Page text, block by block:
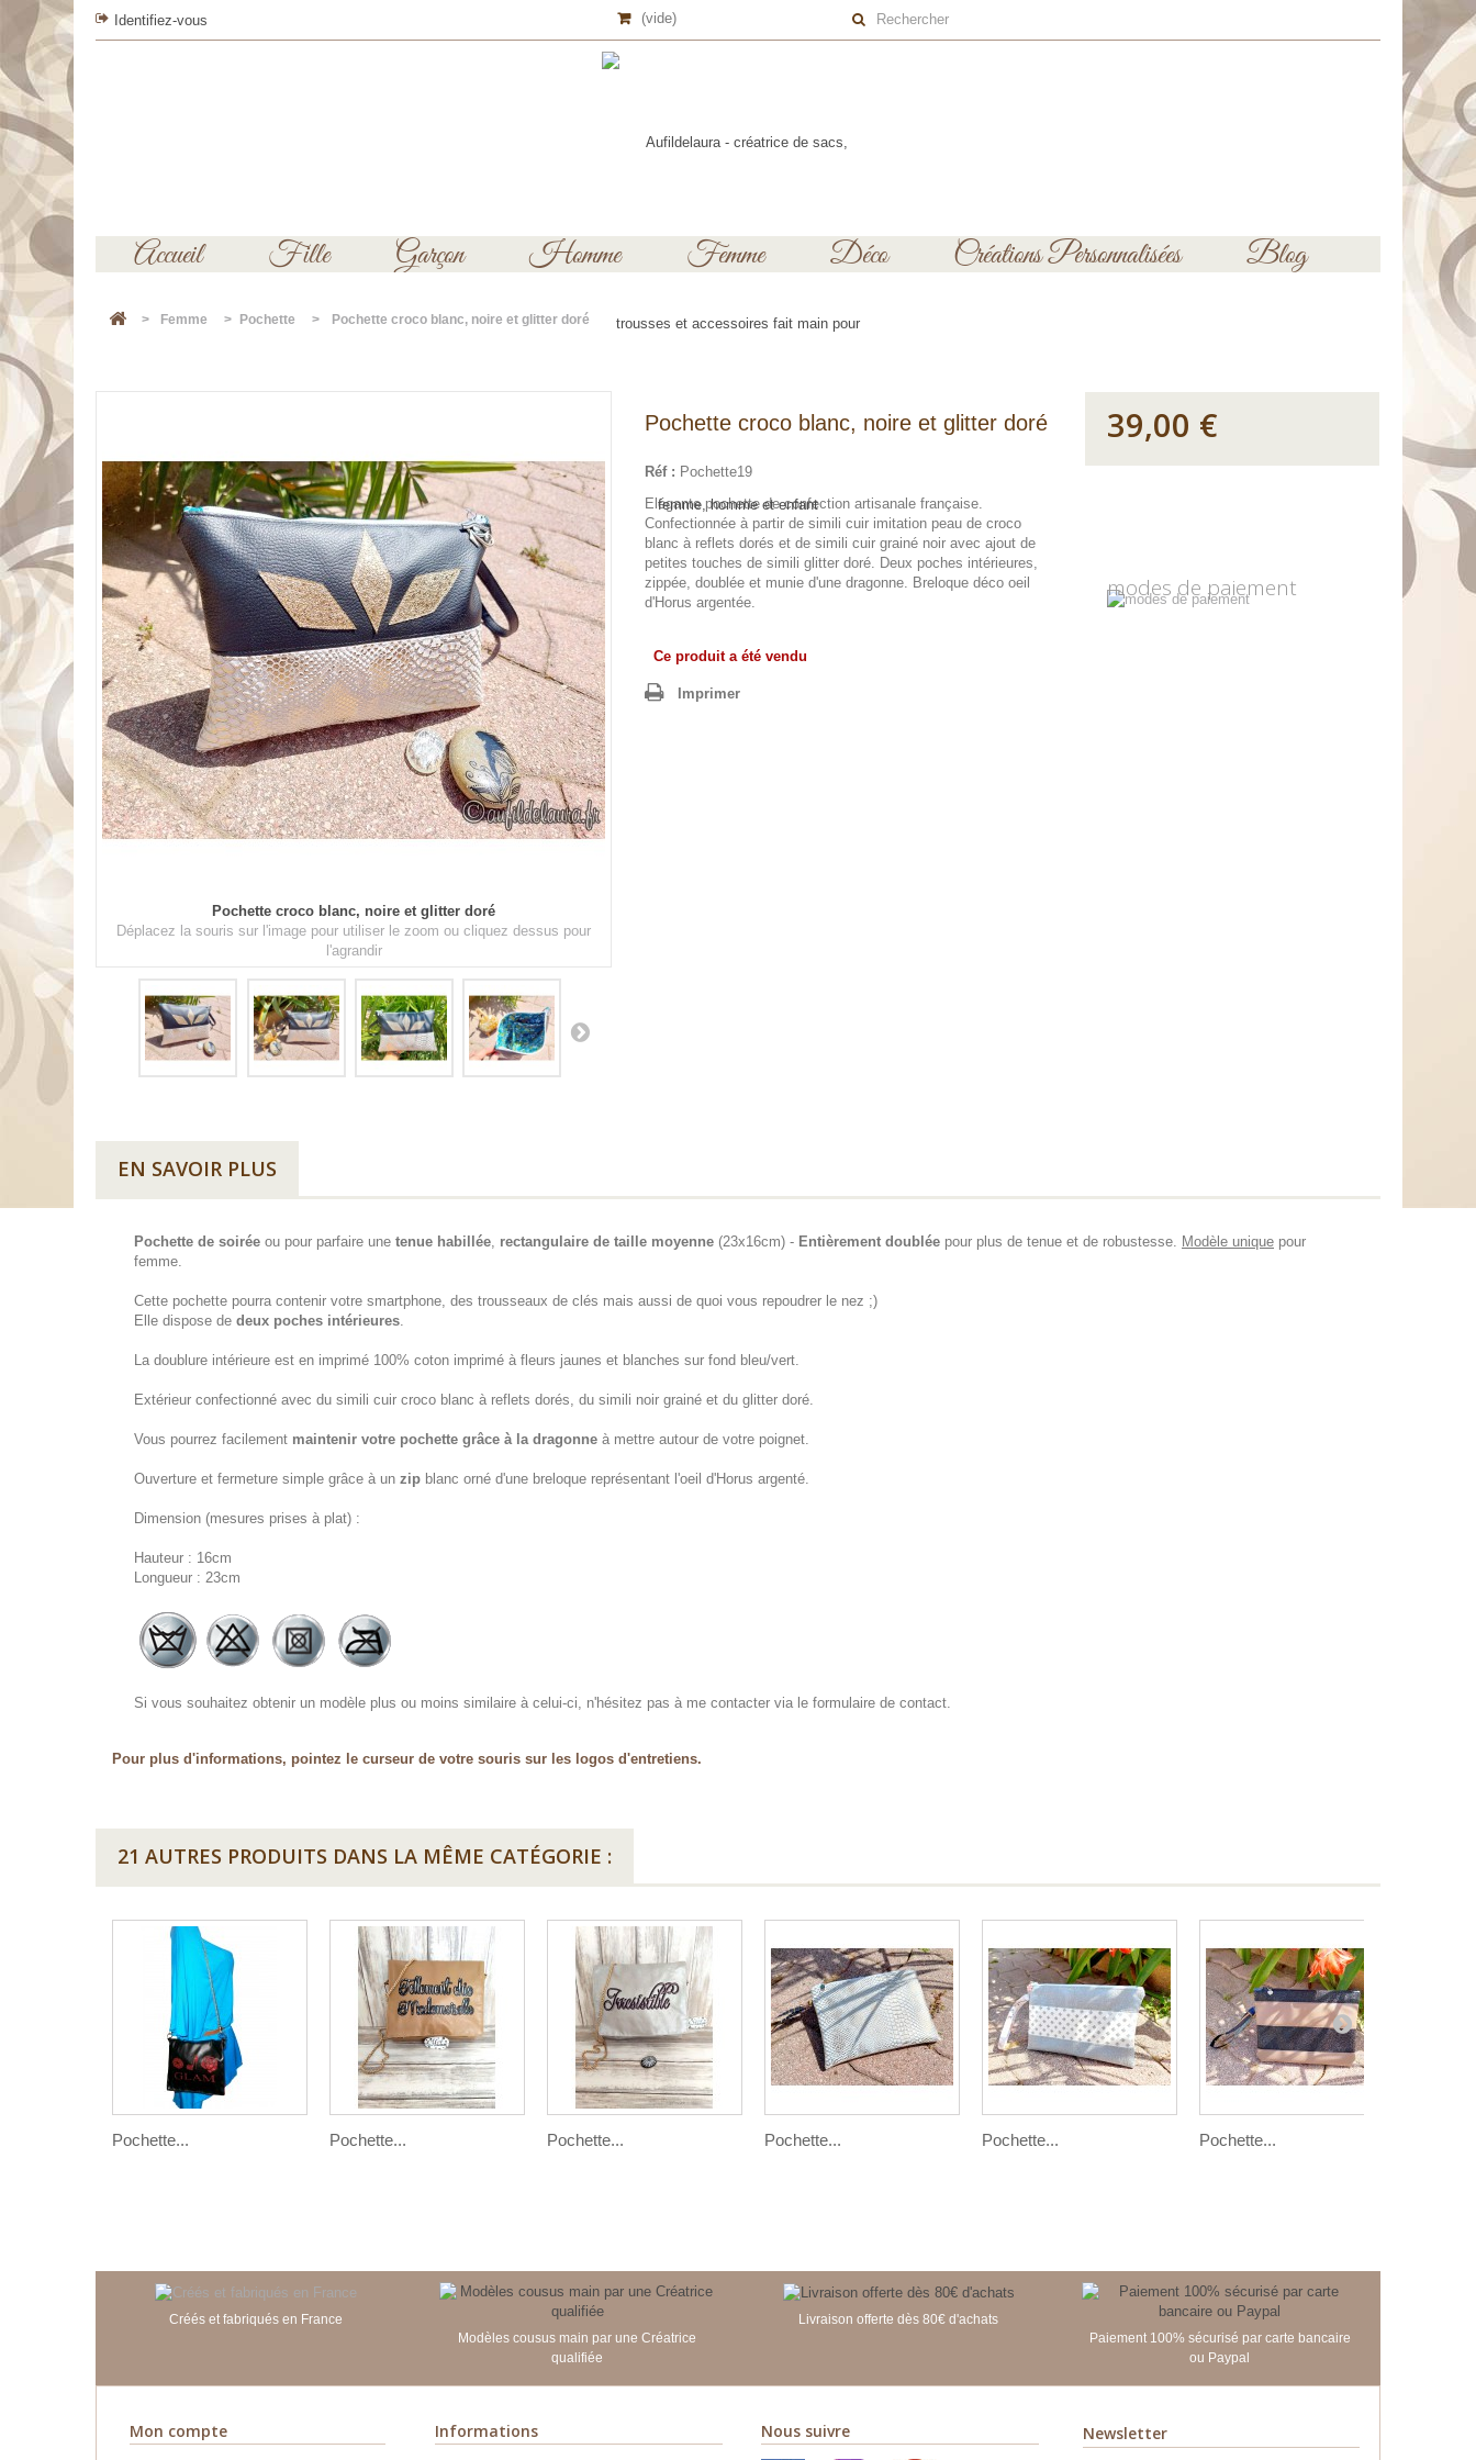
Identifiez-vous (vide)
Accueil Fille Garçon Homme Femme Déco Créations Personnalisées Blog
> Femme > Pochette > Pochette croco blanc, noire et glitter doré
Pochette croco blanc, noire et glitter doré
Déplacez la souris sur l'image pour utiliser le zoom ou cliquez dessus pour
l'agrandir
Pochette croco blanc, noire et glitter doré
Réf : Pochette19
Elégante pochette de confection artisanale française.
Confectionnée à partir de simili cuir imitation peau de croco
blanc à reflets dorés et de simili cuir grainé noir avec ajout de
petites touches de simili glitter doré. Deux poches intérieures,
zippée, doublée et munie d'une dragonne. Breloque déco oeil
d'Horus argentée.
Ce produit a été vendu
Imprimer
39,00 €
modes de paiement
EN SAVOIR PLUS
Pochette de soirée ou pour parfaire une tenue habillée, rectangulaire de taille moyenne (23x16cm) - Entièrement doublée pour plus de tenue et de robustesse. Modèle unique pour
femme.
Cette pochette pourra contenir votre smartphone, des trousseaux de clés mais aussi de quoi vous repoudrer le nez ;)
Elle dispose de deux poches intérieures.
La doublure intérieure est en imprimé 100% coton imprimé à fleurs jaunes et blanches sur fond bleu/vert.
Extérieur confectionné avec du simili cuir croco blanc à reflets dorés, du simili noir grainé et du glitter doré.
Vous pourrez facilement maintenir votre pochette grâce à la dragonne à mettre autour de votre poignet.
Ouverture et fermeture simple grâce à un zip blanc orné d'une breloque représentant l'oeil d'Horus argenté.
Dimension (mesures prises à plat) :
Hauteur : 16cm
Longueur : 23cm
Si vous souhaitez obtenir un modèle plus ou moins similaire à celui-ci, n'hésitez pas à me contacter via le formulaire de contact.
Pour plus d'informations, pointez le curseur de votre souris sur les logos d'entretiens.
21 AUTRES PRODUITS DANS LA MÊME CATÉGORIE :
Pochette... Pochette... Pochette... Pochette... Pochette... Pochette...
Créés et fabriqués en France
Modèles cousus main par une Créatrice
qualifiée
Livraison offerte dès 80€ d'achats
Paiement 100% sécurisé par carte bancaire
ou Paypal
Mon compte Informations Nous suivre Newsletter